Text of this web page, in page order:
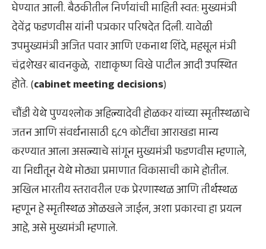
घेण्यात आली. बैठकीतील निर्णयांची माहिती स्वत: मुख्यमंत्री
देवेंद्र फडणवीस यांनी पत्रकार परिषदेत दिली. यावेळी
उपमुख्यमंत्री अजित पवार आणि एकनाथ शिंदे, महसूल मंत्री
चंद्रशेखर बावनकुळे, राधाकृष्ण विखे पाटील आदी उपस्थित
होते. (cabinet meeting decisions)
चौंडी येथे पुण्यश्लोक अहिल्यादेवी होळकर यांच्या स्मृतीस्थळाचे
जतन आणि संवर्धनासाठी ६८१ कोटींचा आराखडा मान्य
करण्यात आला असल्याचे सांगून मुख्यमंत्री फडणवीस म्हणाले,
या निधीतून येथे मोठ्या प्रमाणात विकासाची कामे होतील.
अखिल भारतीय स्तरावरील एक प्रेरणास्थळ आणि तीर्थस्थळ
म्हणून हे स्मृतीस्थळ ओळखले जाईल, अशा प्रकारचा हा प्रयत्न
आहे, असे मुख्यमंत्री म्हणाले.